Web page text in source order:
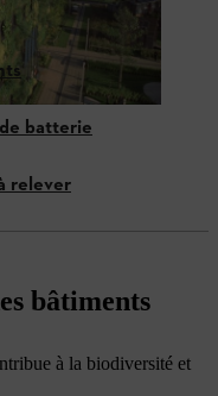
batterie
relever
bâtiments
à la biodiversité et